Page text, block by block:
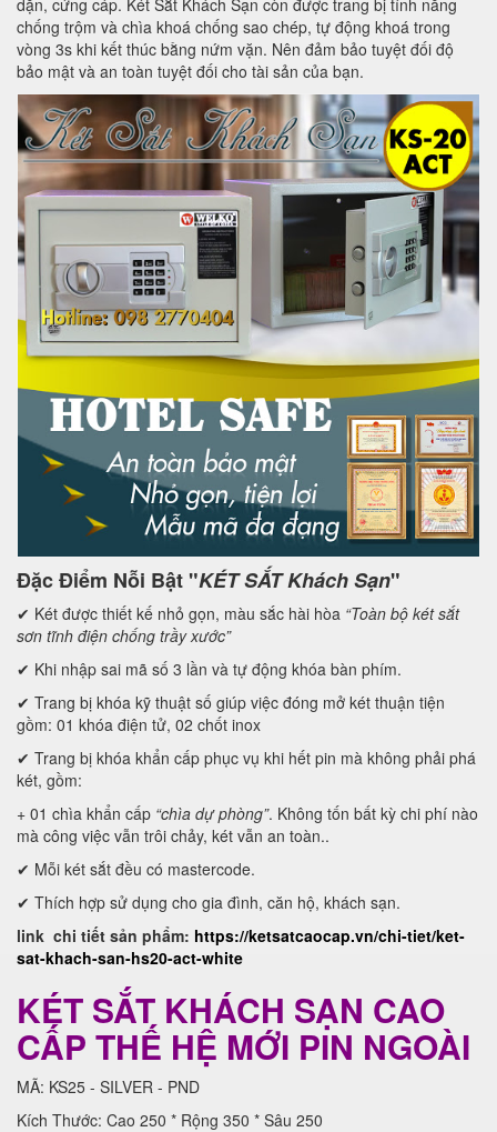
chống trộm và chìa khoá chống sao chép, tự động khoá trong
vòng 3s khi kết thúc bằng nứm vặn. Nên đảm bảo tuyệt đối độ
bảo mật và an toàn tuyệt đối cho tài sản của bạn.
Đặc Điểm Nỗi Bật "KÉT SẮT Khách Sạn"
✔ Két được thiết kế nhỏ gọn, màu sắc hài hòa “Toàn bộ két sắt
sơn tĩnh điện chống trầy xước”
✔ Khi nhập sai mã số 3 lần và tự động khóa bàn phím.
✔ Trang bị khóa kỹ thuật số giúp việc đóng mở két thuận tiện
gồm: 01 khóa điện tử, 02 chốt inox
✔ Trang bị khóa khẩn cấp phục vụ khi hết pin mà không phải phá
két, gồm:
+ 01 chìa khẩn cấp “chìa dự phòng”. Không tốn bất kỳ chi phí nào
mà công việc vẫn trôi chảy, két vẫn an toàn..
✔ Mỗi két sắt đều có mastercode.
✔ Thích hợp sử dụng cho gia đình, căn hộ, khách sạn.
link chi tiết sản phẩm: https://ketsatcaocap.vn/chi-tiet/ket-
sat-khach-san-hs20-act-white
KÉT SẮT KHÁCH SẠN CAO
CẤP THẾ HỆ MỚI PIN NGOÀI
MÃ: KS25 - SILVER - PND
Kích Thước: Cao 250 * Rộng 350 * Sâu 250